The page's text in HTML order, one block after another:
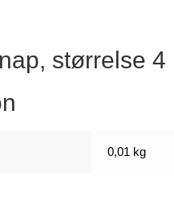
størrelse 4
0,01 kg